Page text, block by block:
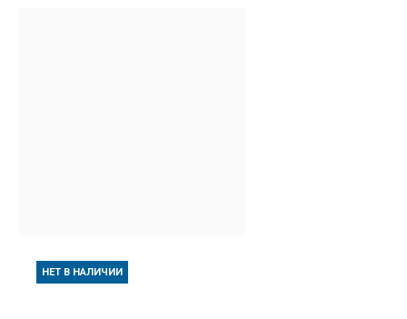
НЕТ В НАЛИЧИИ